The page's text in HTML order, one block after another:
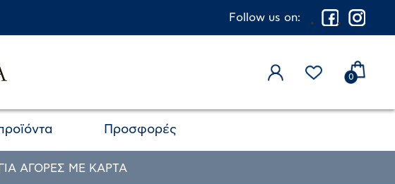
Follow us on:
0
Προσφορές
ΑΓΟΡΕΣ ΜΕ ΚΑΡΤΑ